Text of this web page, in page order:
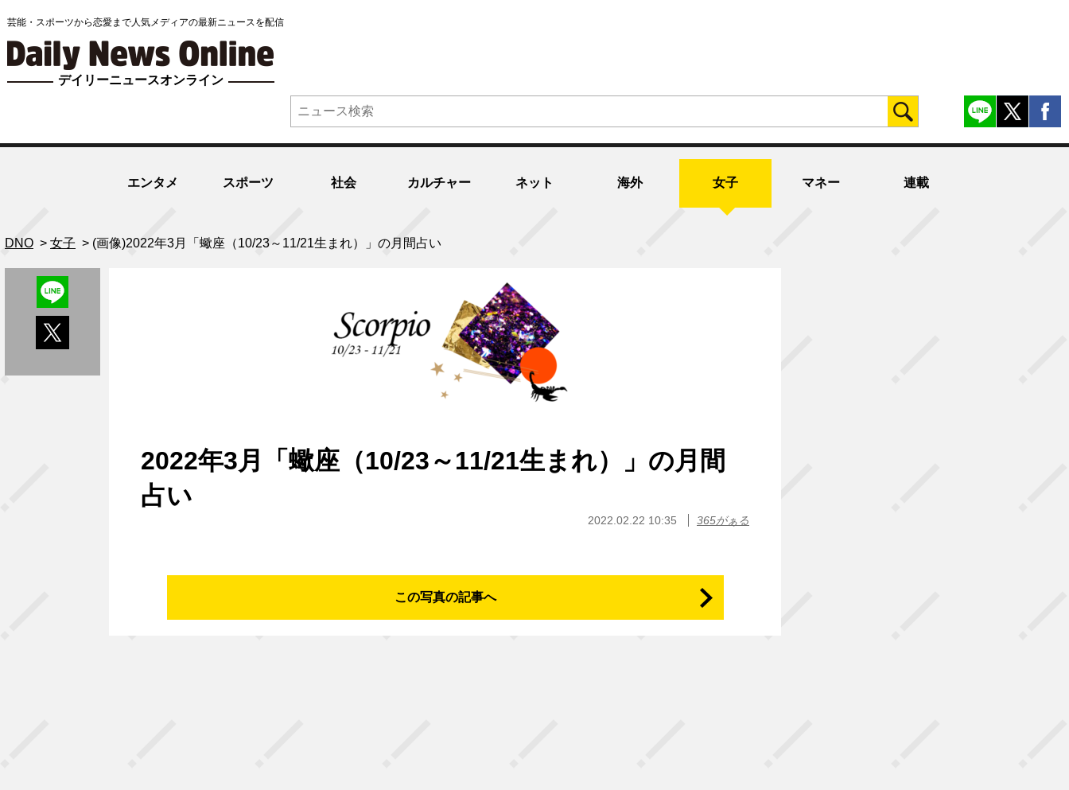
芸能・スポーツから恋愛まで人気メディアの最新ニュースを配信
デイリーニュースオンライン
エンタメ スポーツ 社会 カルチャー ネット 海外 女子 マネー 連載
DNO > 女子 > (画像)2022年3月「蠍座（10/23～11/21生まれ）」の月間占い
2022年3月「蠍座（10/23～11/21生まれ）」の月間
占い
2022.02.22 10:35 365がぁる
この写真の記事へ